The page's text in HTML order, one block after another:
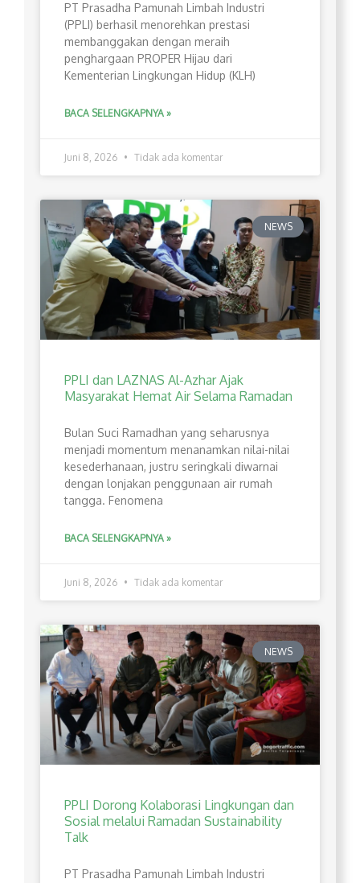
PT Prasadha Pamunah Limbah Industri
(PPLI) berhasil menorehkan prestasi
membanggakan dengan meraih
penghargaan PROPER Hijau dari
Kementerian Lingkungan Hidup (KLH)
BACA SELENGKAPNYA »
Juni 8, 2026 Tidak ada komentar
NEWS
PPLI dan LAZNAS Al-Azhar Ajak
Masyarakat Hemat Air Selama Ramadan
Bulan Suci Ramadhan yang seharusnya
menjadi momentum menanamkan nilai-nilai
kesederhanaan, justru seringkali diwarnai
dengan lonjakan penggunaan air rumah
tangga. Fenomena
BACA SELENGKAPNYA »
Juni 8, 2026 Tidak ada komentar
NEWS
PPLI Dorong Kolaborasi Lingkungan dan
Sosial melalui Ramadan Sustainability
Talk
PT Prasadha Pamunah Limbah Industri